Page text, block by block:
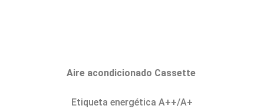
Aire acondicionado Cassette
Etiqueta energética A++/A+